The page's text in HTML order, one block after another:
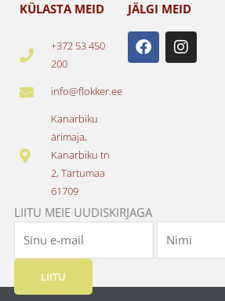
KÜLASTA MEID
+372 53 450
200
info@flokker.ee
Kanarbiku
ärimaja,
Kanarbiku tn
2, Tartumaa
61709
JÄLGI MEID
F
a
c
I
n
s
LIITU MEIE UUDISKIRJAGA
LIITU